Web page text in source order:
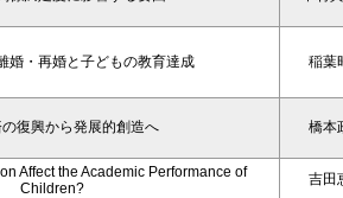
婚・再婚と子どもの教育達成 稲葉
の復興から発展的創造へ 橋本
Affect the Academic Performance of
Children?
吉田